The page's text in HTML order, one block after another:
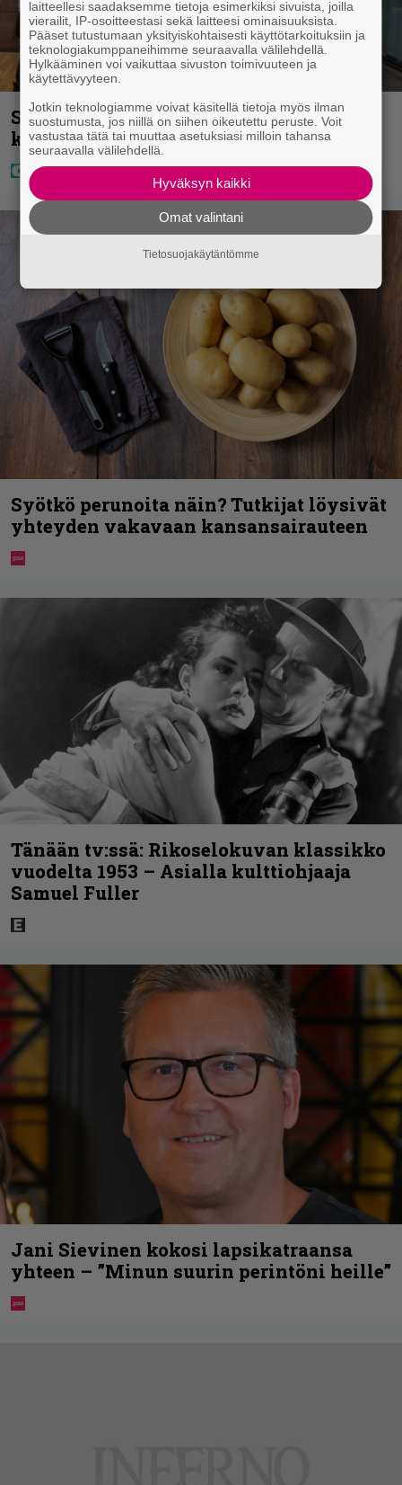
Sara ja Mikko Parikka etsivät uutta
kotia – ”Seuraavaan kotiin tämmöinen”
Syötkö perunoita näin? Tutkijat löysivät
yhteyden vakavaan kansansairauteen
Tänään tv:ssä: Rikoselokuvan klassikko
vuodelta 1953 – Asialla kulttiohjaaja
Samuel Fuller
Jani Sievinen kokosi lapsikatraansa
yhteen – ”Minun suurin perintöni heille”
laitteellesi saadaksemme tietoja esimerkiksi sivuista, joilla
vierailit, IP-osoitteestasi sekä laitteesi ominaisuuksista.
Pääset tutustumaan yksityiskohtaisesti käyttötarkoituksiin ja
teknologiakumppaneihimme seuraavalla välilehdellä.
Hylkääminen voi vaikuttaa sivuston toimivuuteen ja
käytettävyyteen.
Jotkin teknologiamme voivat käsitellä tietoja myös ilman
suostumusta, jos niillä on siihen oikeutettu peruste. Voit
vastustaa tätä tai muuttaa asetuksiasi milloin tahansa
seuraavalla välilehdellä.
Hyväksyn kaikki
Omat valintani
Tietosuojakäytäntömme